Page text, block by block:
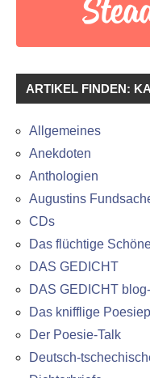
ARTIKEL FINDEN:
Allgemeines
Anekdoten
Anthologien
Augustins
CDs
Das flüchtige
DAS GEDICHT
DAS GEDICHT
Das knifflige
Der Poesie-Talk
Deutsch-